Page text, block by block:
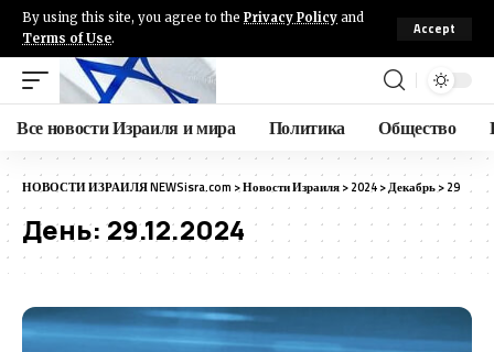
By using this site, you agree to the Privacy Policy and
Terms of Use.
Accept
Все новости Израиля и мира Политика Общество
НОВОСТИ ИЗРАИЛЯ NEWSisra.com >Новости Израиля>2024>Декабрь>29
День:29.12.2024